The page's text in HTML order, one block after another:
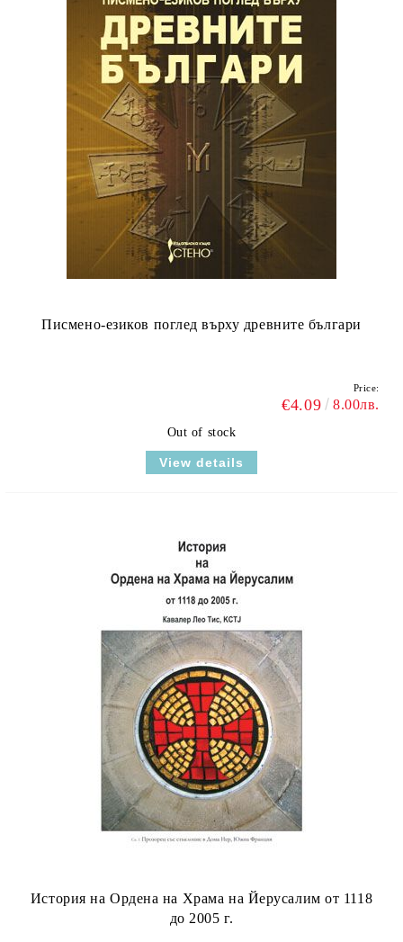
Писмено-езиков поглед върху древните българи
Price:
€4.09 8.00лв.
Out of stock
View details
История на Ордена на Храма на Йерусалим от 1118
до 2005 г.